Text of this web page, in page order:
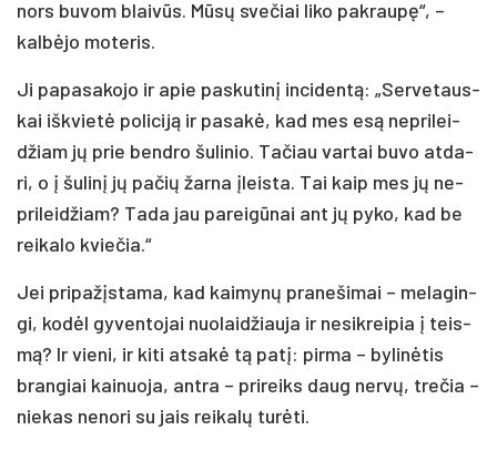
nors bu­vom blai­vūs. Mū­sų sve­čiai li­ko pa­krau­pę“, –
kal­bė­jo mo­te­ris.
Ji pa­pa­sa­ko­jo ir apie pa­sku­ti­nį in­ci­den­tą: „Ser­ve­taus­
kai iš­kvie­tė po­li­ci­ją ir pa­sa­kė, kad mes esą ne­pri­lei­
džiam jų prie bend­ro šu­li­nio. Ta­čiau var­tai bu­vo at­da­
ri, o į šu­li­nį jų pa­čių žar­na įleis­ta. Tai kaip mes jų ne­
pri­lei­džiam? Ta­da jau pa­rei­gū­nai ant jų py­ko, kad be
rei­ka­lo kvie­čia.“
Jei pri­pa­žįs­ta­ma, kad kai­my­nų pra­ne­ši­mai – me­la­gin­
gi, ko­dėl gy­ven­to­jai nuo­lai­džiau­ja ir ne­si­krei­pia į teis­
mą? Ir vie­ni, ir ki­ti at­sa­kė tą pa­tį: pir­ma – by­li­nė­tis
bran­giai kai­nuo­ja, ant­ra – pri­reiks daug ner­vų, tre­čia –
nie­kas ne­no­ri su jais rei­ka­lų tu­rė­ti.